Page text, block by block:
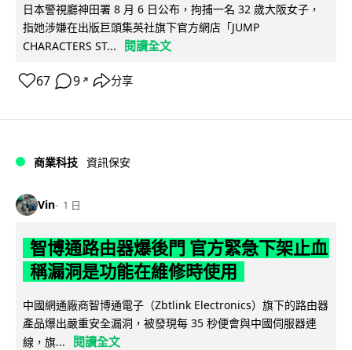
日本警視廳神田署 8 月 6 日公布，拘捕一名 32 歲大阪女子，
指她涉嫌在出版巨頭集英社旗下官方網店「JUMP
CHARACTERS ST...
閱讀全文
67 9 ↗ 分享
商業科技 資訊保安
Vin 1 日
智博通路由器爆後門 官方緊急下架止血
稱漏洞是功能在維修時使用
中國網通廠商智博通電子（Zbtlink Electronics）旗下的路由器
產品爆出嚴重安全漏洞，被發現每 35 秒便會與中國伺服器連
線，旗...
閱讀全文